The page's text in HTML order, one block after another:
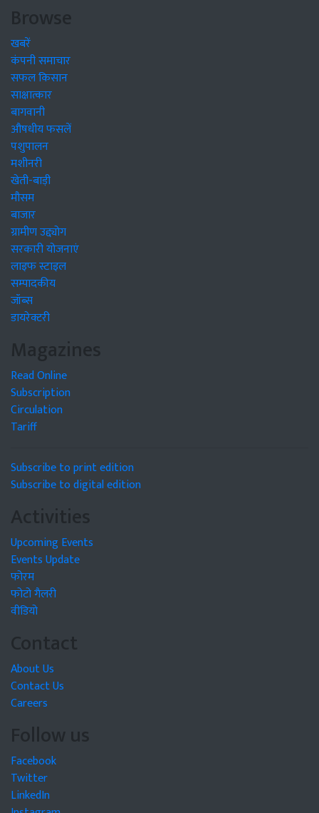
Browse
खबरें
कंपनी समाचार
सफल किसान
साक्षात्कार
बागवानी
औषधीय फसलें
पशुपालन
मशीनरी
खेती-बाड़ी
मौसम
बाजार
ग्रामीण उद्द्योग
सरकारी योजनाएं
लाइफ स्टाइल
सम्पादकीय
जॉब्स
डायरेक्टरी
Magazines
Read Online
Subscription
Circulation
Tariff
Subscribe to print edition
Subscribe to digital edition
Activities
Upcoming Events
Events Update
फोरम
फोटो गैलरी
वीडियो
Contact
About Us
Contact Us
Careers
Follow us
Facebook
Twitter
LinkedIn